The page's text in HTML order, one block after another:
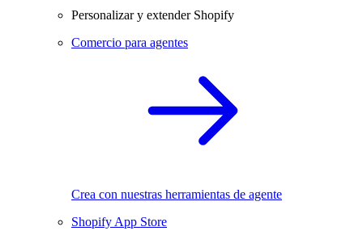
Personalizar y extender Shopify
Comercio para agentes
Crea con nuestras herramientas de agente
Shopify App Store